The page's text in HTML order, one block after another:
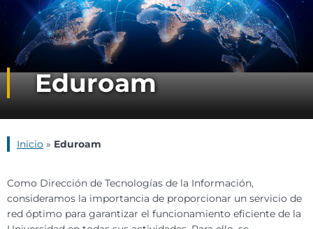
Documentos y solicitudes
Contacto
Eduroam
Inicio » Eduroam
Como Dirección de Tecnologías de la Información,
consideramos la importancia de proporcionar un servicio de
red óptimo para garantizar el funcionamiento eficiente de la